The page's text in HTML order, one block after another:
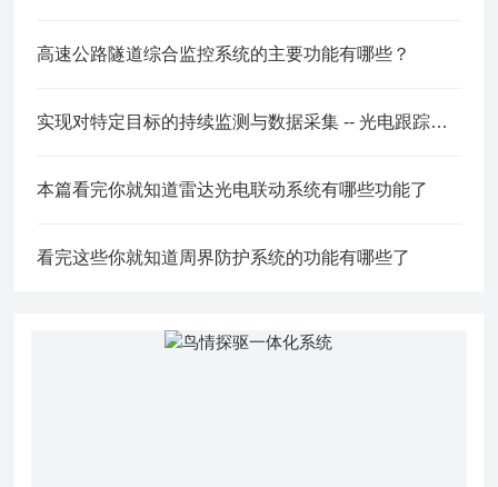
高速公路隧道综合监控系统的主要功能有哪些？
实现对特定目标的持续监测与数据采集 -- 光电跟踪转台选购要点
本篇看完你就知道雷达光电联动系统有哪些功能了
看完这些你就知道周界防护系统的功能有哪些了